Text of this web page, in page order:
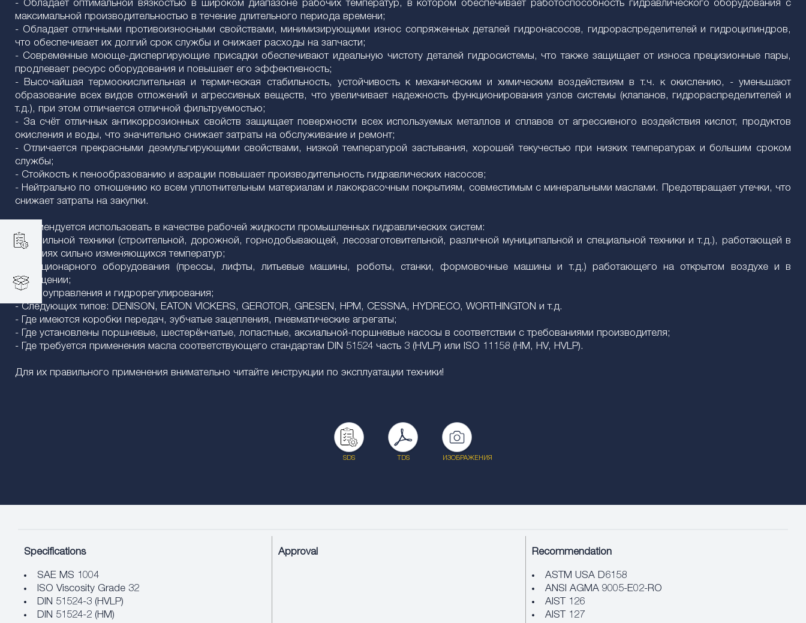
- Обладает оптимальной вязкостью в широком диапазоне рабочих температур, в котором обеспечивает работоспособность гидравлического оборудования с
максимальной производительностью в течение длительного периода времени;
- Обладает отличными противоизносными свойствами, минимизирующими износ сопряженных деталей гидронасосов, гидрораспределителей и гидроцилиндров,
что обеспечивает их долгий срок службы и снижает расходы на запчасти;
- Современные моюще-диспергирующие присадки обеспечивают идеальную чистоту деталей гидросистемы, что также защищает от износа прецизионные пары,
продлевает ресурс оборудования и повышает его эффективность;
- Высочайшая термоокислительная и термическая стабильность, устойчивость к механическим и химическим воздействиям в т.ч. к окислению, - уменьшают
образование всех видов отложений и агрессивных веществ, что увеличивает надежность функционирования узлов системы (клапанов, гидрораспределителей и
т.д.), при этом отличается отличной фильтруемостью;
- За счёт отличных антикоррозионных свойств защищает поверхности всех используемых металлов и сплавов от агрессивного воздействия кислот, продуктов
окисления и воды, что значительно снижает затраты на обслуживание и ремонт;
- Отличается прекрасными деэмульгирующими свойствами, низкой температурой застывания, хорошей текучестью при низких температурах и большим сроком
службы;
- Стойкость к пенообразованию и аэрации повышает производительность гидравлических насосов;
- Нейтрально по отношению ко всем уплотнительным материалам и лакокрасочным покрытиям, совместимым с минеральными маслами. Предотвращает утечки, что
снижает затраты на закупки.
Рекомендуется использовать в качестве рабочей жидкости промышленных гидравлических систем:
- Мобильной техники (строительной, дорожной, горнодобывающей, лесозаготовительной, различной муниципальной и специальной техники и т.д.), работающей в
условиях сильно изменяющихся температур;
- Стационарного оборудования (прессы, лифты, литьевые машины, роботы, станки, формовочные машины и т.д.) работающего на открытом воздухе и в
помещении;
- Гидроуправления и гидрорегулирования;
- Cледующих типов: DENISON, EATON VICKERS, GEROTOR, GRESEN, HPM, CESSNA, HYDRECO, WORTHINGTON и т.д.
- Где имеются коробки передач, зубчатые зацепления, пневматические агрегаты;
- Где установлены поршневые, шестерёнчатые, лопастные, аксиальной-поршневые насосы в соответствии с требованиями производителя;
- Где требуется применения масла соответствующего стандартам DIN 51524 часть 3 (HVLP) или ISO 11158 (HM, HV, HVLP).
Для их правильного применения внимательно читайте инструкции по эксплуатации техники!
SDS TDS ИЗОБРАЖЕНИЯ
Specifications
SAE MS 1004
ISO Viscosity Grade 32
DIN 51524-3 (HVLP)
DIN 51524-2 (HM)
Approval Recommendation
ASTM USA D6158
ANSI AGMA 9005-E02-RO
AIST 126
AIST 127